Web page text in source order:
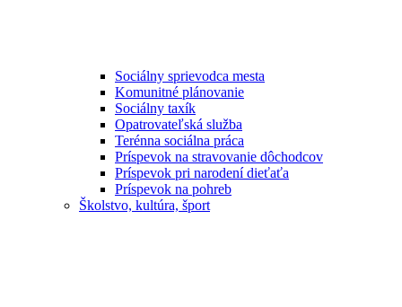
Sociálny sprievodca mesta
Komunitné plánovanie
Sociálny taxík
Opatrovateľská služba
Terénna sociálna práca
Príspevok na stravovanie dôchodcov
Príspevok pri narodení dieťaťa
Príspevok na pohreb
Školstvo, kultúra, šport